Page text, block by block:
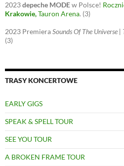
2023depeche MODEw Polsce!
Krakowie,Tauron Arena. (3)
2023 PremieraSounds Of The Universe |
(3)
TRASY KONCERTOWE
EARLY GIGS
SPEAK & SPELL TOUR
SEE YOU TOUR
A BROKEN FRAME TOUR